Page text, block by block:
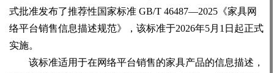
式批准发布了推荐性国家标准 GB/T 46487—2025《家具网
络平台销售信息描述规范》，该标准于2026年5月1日起正式
实施。
该标准适用于在网络平台销售的家具产品的信息描述，